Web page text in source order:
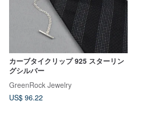
カーブタイクリップ 925 スターリン
グシルバー
GreenRock Jewelry
US$ 96.22